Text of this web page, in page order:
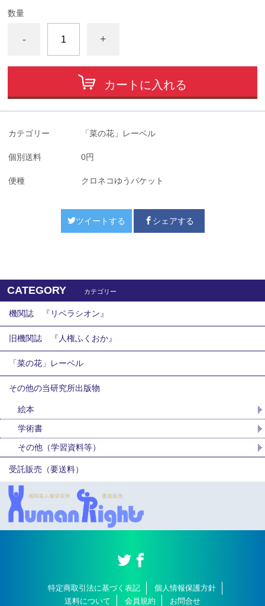
数量
- +
カートに入れる
カテゴリー 「菜の花」レーベル
個別送料 0円
便種 クロネコゆうパケット
ツイートする シェアする
CATEGORY カテゴリー
機関誌 『リベラシオン』
旧機関誌 『人権ふくおか』
「菜の花」レーベル
その他の当研究所出版物
絵本
学術書
その他（学習資料等）
受託販売（要送料）
特定商取引法に基づく表記
個人情報保護方針
送料について
会員規約 お問合せ